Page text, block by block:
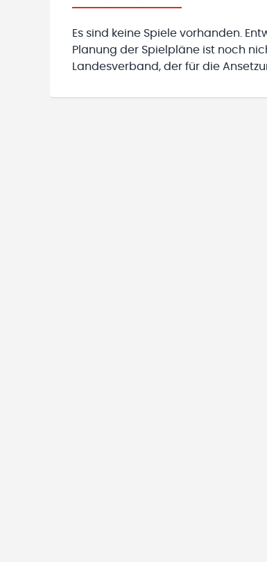
Es sind keine Spiele vorhanden.
Planung der Spielpläne ist noch
Landesverband, der für die